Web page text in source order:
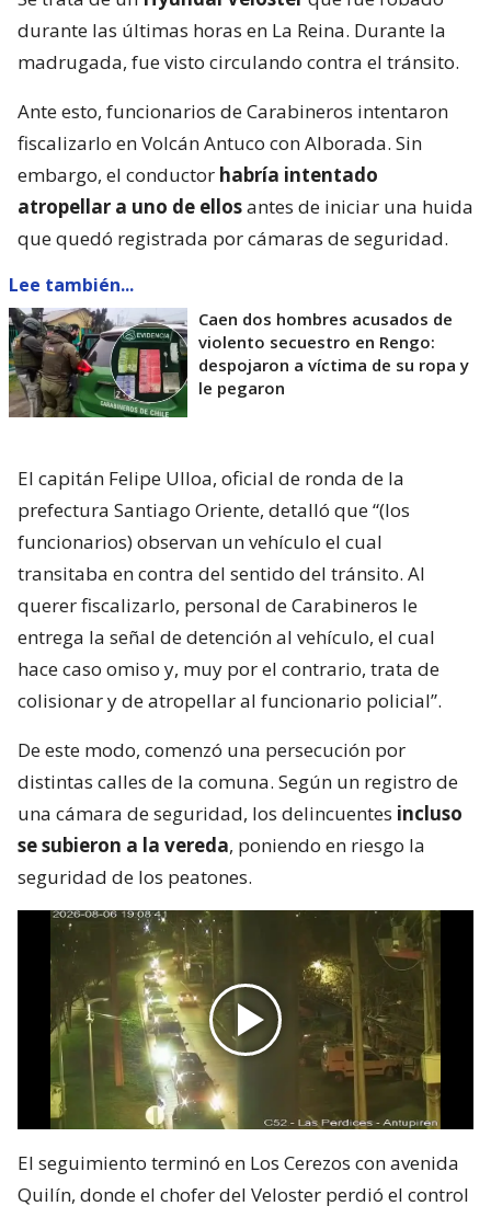
durante las últimas horas en La Reina. Durante la
madrugada, fue visto circulando contra el tránsito.
Ante esto, funcionarios de Carabineros intentaron
fiscalizarlo en Volcán Antuco con Alborada. Sin
embargo, el conductor habría intentado
atropellar a uno de ellosantes de iniciar una huida
que quedó registrada por cámaras de seguridad.
Lee también...
Caen dos hombres acusados de
violento secuestro en Rengo:
despojaron a víctima de su ropa y
le pegaron
El capitán Felipe Ulloa, oficial de ronda de la
prefectura Santiago Oriente, detalló que “(los
funcionarios) observan un vehículo el cual
transitaba en contra del sentido del tránsito. Al
querer fiscalizarlo, personal de Carabineros le
entrega la señal de detención al vehículo, el cual
hace caso omiso y, muy por el contrario, trata de
colisionar y de atropellar al funcionario policial”.
De este modo, comenzó una persecución por
distintas calles de la comuna. Según un registro de
una cámara de seguridad, los delincuentes incluso
se subieron a la vereda, poniendo en riesgo la
seguridad de los peatones.
El seguimiento terminó en Los Cerezos con avenida
Quilín, donde el chofer del Veloster perdió el control